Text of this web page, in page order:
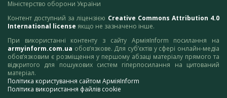
Міністерство оборони України
Контент доступний за ліцензією Creative Commons Attribution 4.0
International license якщо не зазначено інше.
При використанні контенту з сайту АрміяInform посилання на
armyinform.com.ua обов’язкове. Для суб’єктів у сфері онлайн-медіа
обов’язковим є розміщення у першому абзаці матеріалу прямого та
відкритого для пошукових систем гіперпосилання на цитований
матеріал.
Політика користування сайтом АрміяInform
Політика використання файлів cookie